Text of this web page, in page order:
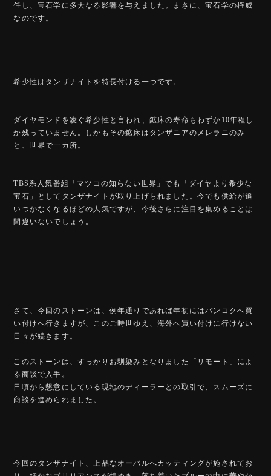
任し、宝石学に多大なる影響を与えました。まさに、宝石学の権威
なのです。
希少性はタンザナイトを特長付ける一つです。
ダイヤモンドを凌ぐ希少性と言われ、鉱床の寿命もわずか10年程し
か残っていません。しかもその鉱床はタンザニアのメレラニのみ
と、世界で一カ所。
TBS系人気番組「マツコの知らない世界」でも「ダイヤより希少な
宝石」としてタンザナイトが取り上げられました。今でも供給が追
いつかなくなるほどの人気ですが、今後さらに注目を集めることは
間違いないでしょう。
さて、今回のストーンは、例年通りであれば年初にはバンコクへ買
い付けへ行きますが、このご時世ゆえ、海外へ買い付けに行けない
日々が続きます。
このストーンは、すっかりお馴染みとなりました「リモート」によ
る商談で入手。
日頃から懇意にしている現地のディーラーとの取引で、スムーズに
商談を進められました。
今回のタンザナイト、上品なオーバルへカッティングが施されてお